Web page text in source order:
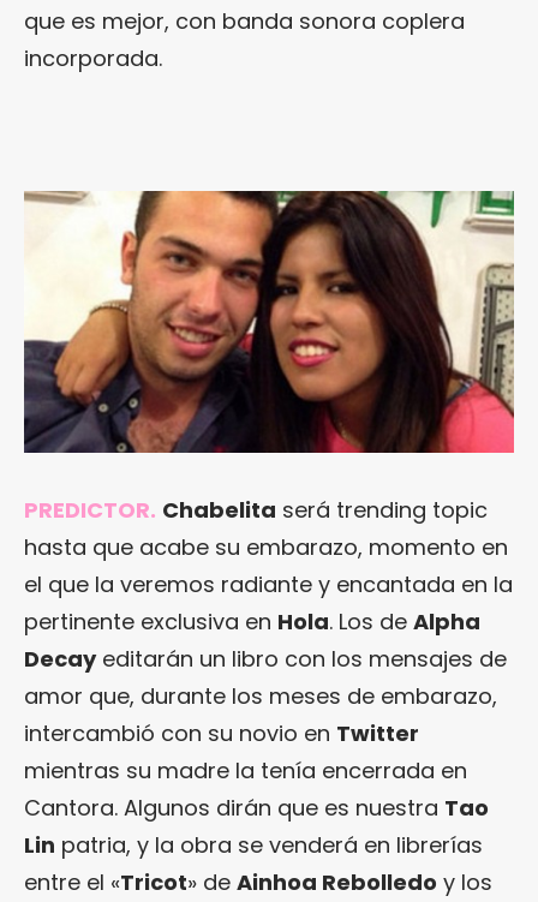
que es mejor, con banda sonora coplera
incorporada.
PREDICTOR. Chabelita será trending topic
hasta que acabe su embarazo, momento en
el que la veremos radiante y encantada en la
pertinente exclusiva en Hola. Los de Alpha
Decayeditarán un libro con los mensajes de
amor que, durante los meses de embarazo,
intercambió con su novio en Twitter
mientras su madre la tenía encerrada en
Cantora. Algunos dirán que es nuestra Tao
Lin patria, y la obra se venderá en librerías
entre el «Tricot» de Ainhoa Rebolledo y los